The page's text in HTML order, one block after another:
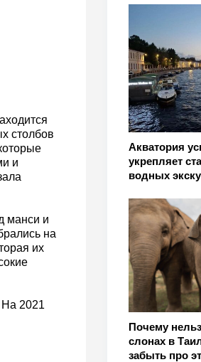
Акватория
укрепляет
водных
Почему
слонах в
забыть про
столбов
и
манси и
на
их
2021